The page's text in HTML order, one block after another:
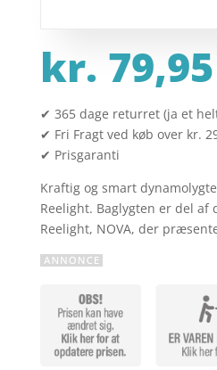
kr. 79,95
✔ 365 dage returret (ja et
✔ Fri Fragt ved køb over kr.
✔ Prisgaranti
Kraftig og smart
Reelight. Baglygten er del af
Reelight, NOVA, der